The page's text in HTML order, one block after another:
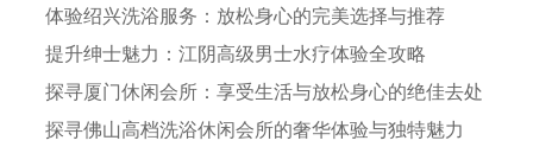
体验绍兴洗浴服务：放松身心的完美选择与推荐
提升绅士魅力：江阴高级男士水疗体验全攻略
探寻厦门休闲会所：享受生活与放松身心的绝佳去处
探寻佛山高档洗浴休闲会所的奢华体验与独特魅力